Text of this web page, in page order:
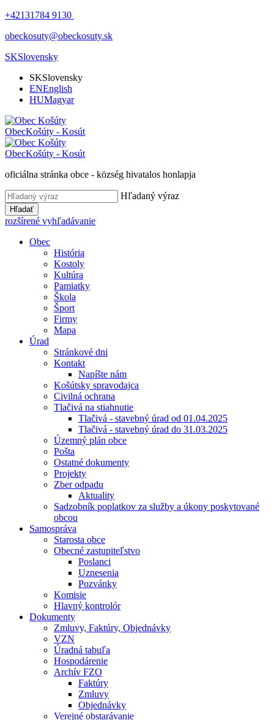
+42131784 9130
obeckosuty@obeckosuty.sk
SKSlovensky
SKSlovensky
ENEnglish
HUMagyar
ObecKošúty - Kosút
ObecKošúty - Kosút
oficiálna stránka obce - község hivatalos honlapja
Hľadaný výraz
Hľadať
rozšírené vyhľadávanie
Obec
História
Kostoly
Kultúra
Pamiatky
Škola
Šport
Firmy
Mapa
Úrad
Stránkové dni
Kontakt
Napíšte nám
Košútsky spravodajca
Civilná ochrana
Tlačivá na stiahnutie
Tlačivá - stavebný úrad od 01.04.2025
Tlačivá - stavebný úrad do 31.03.2025
Územný plán obce
Pošta
Ostatné dokumenty
Projekty
Zber odpadu
Aktuality
Sadzobník poplatkov za služby a úkony poskytované
obcou
Samospráva
Starosta obce
Obecné zastupiteľstvo
Poslanci
Uznesenia
Pozvánky
Komisie
Hlavný kontrolór
Dokumenty
Zmluvy, Faktúry, Objednávky
VZN
Úradná tabuľa
Hospodárenie
Archív FZO
Faktúry
Zmluvy
Objednávky
Verejné obstarávanie